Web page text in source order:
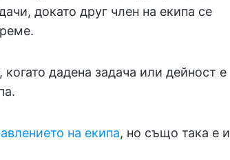
докато друг член на екипа се
дадена задача или дейност е
на екипа, но също така е и